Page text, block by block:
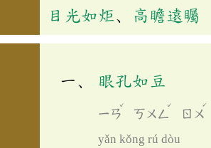
目光如炬、 高瞻遠矚
眼孔如豆
ㄧㄢ
ˇ
ㄎㄨㄥ
ˇ
ㄖㄨ
ˊ
yǎn kǒng rú dòu